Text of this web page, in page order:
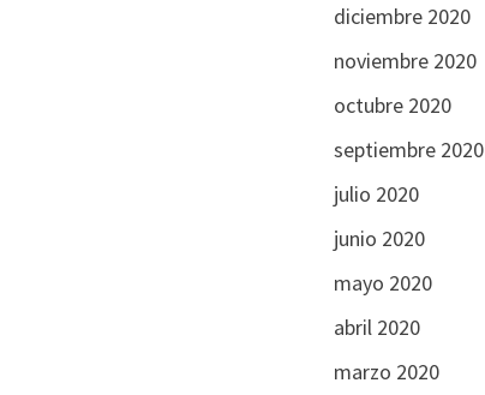
diciembre 2020
noviembre 2020
octubre 2020
septiembre 2020
julio 2020
junio 2020
mayo 2020
abril 2020
marzo 2020